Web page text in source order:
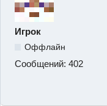
Игрок
Оффлайн
Сообщений: 402